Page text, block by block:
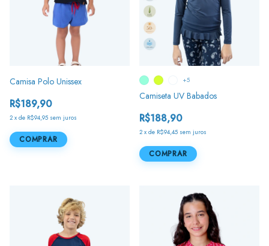
Camisa Polo Unissex
R$189,90
2 x de R$94,95 sem juros
COMPRAR
Camiseta UV Babados
R$188,90
2 x de R$94,45 sem juros
+5
COMPRAR